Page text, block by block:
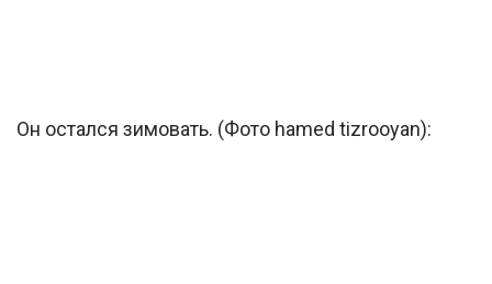
Он остался зимовать. (Фото hamed tizrooyan):